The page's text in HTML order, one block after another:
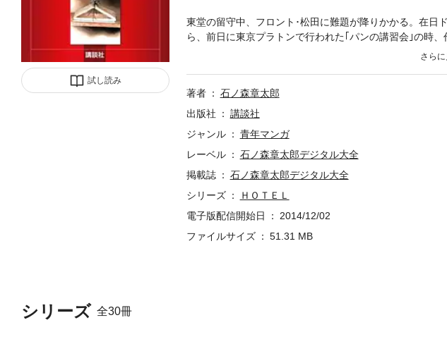
試し読み
シリーズ 全30冊
東堂の留守中、フロント･松田に難題が降りかかる。在日
ら、前日に東京プラトンで行われた｢パンの講習会｣の時
東京プラトンのレストランに現われた挙動不審の若い男
著者
石ノ森章太郎
出版社
講談社
ジャンル
青年マンガ
レーベル
石ノ森章太郎デジタル大全
掲載誌
石ノ森章太郎デジタル大全
シリーズ
ＨＯＴＥＬ
電子版配信開始日
2014/12/02
ファイルサイズ
51.31 MB